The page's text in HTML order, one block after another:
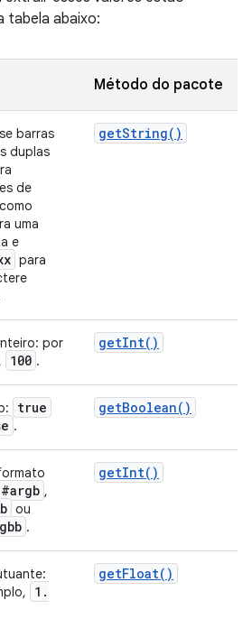
tabela abaixo:
Método do pacote
barras
duplas
de
uma
e
para
getString( )
por
100 .
getInt( )
true
.
getBoolean( )
#argb ,
ou
.
getInt( )
1 .
getFloat( )